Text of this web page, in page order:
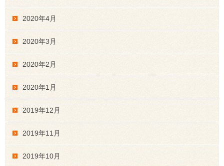
2020年4月
2020年3月
2020年2月
2020年1月
2019年12月
2019年11月
2019年10月